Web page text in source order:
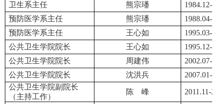
卫生系主任
熊宗璠
1984.12-
预防医学系主任
熊宗璠
1988.04-
预防医学系主任
王心如
1995.03-
公共卫生学院院长
王心如
1995.12-
公共卫生学院院长
周建伟
2002.07-
公共卫生学院院长
沈洪兵
2007.01-
公共卫生学院副院长
（主持工作）
陈 峰 2011.11-